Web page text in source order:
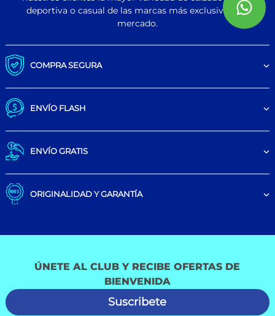
deportiva o casual de las marcas más exclusivas del
mercado.
COMPRA SEGURA
ENVÍO FLASH
ENVÍO GRATIS
ORIGINALIDAD Y GARANTÍA
ÚNETE AL CLUB Y RECIBE OFERTAS DE
BIENVENIDA
Suscribete